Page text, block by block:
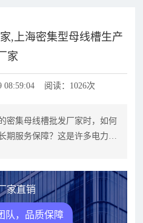
,上海密集型母线槽生产
家
08:59:04 阅读：1026次
密集母线槽批发厂家时，如何
期服务保障？这是许多电力工
家直销
队，品质保障